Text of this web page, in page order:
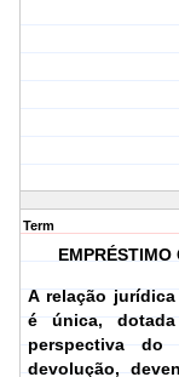
Term
EMPRÉSTIMO
A relação
é única,
perspectiva
devolução,